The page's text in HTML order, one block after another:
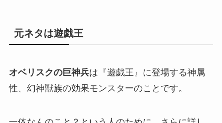
元ネタは遊戯王
オベリスクの巨神兵は『遊戯王』に登場する神属
性、幻神獣族の効果モンスターのことです。